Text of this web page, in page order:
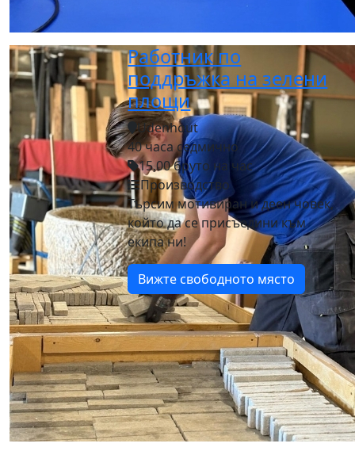
Работник по
поддръжка на зелени
площи
Udenhout
40 часа седмично
15,00 бруто на час
Производство
Търсим мотивиран и деен човек,
който да се присъедини към
екипа ни!
Вижте свободното място